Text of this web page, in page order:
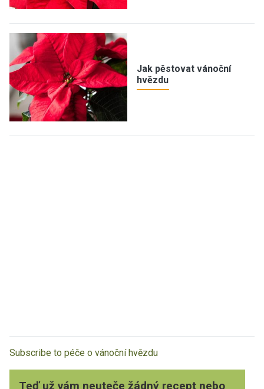
Jak pěstovat vánoční
hvězdu
Subscribe to péče o vánoční hvězdu
Teď už vám neuteče žádný recept nebo